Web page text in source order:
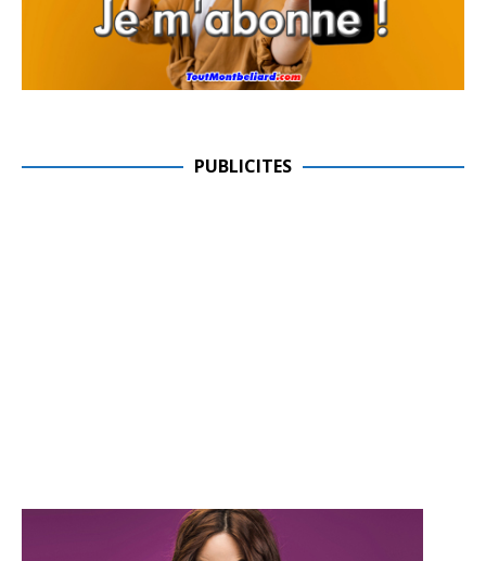
PUBLICITES